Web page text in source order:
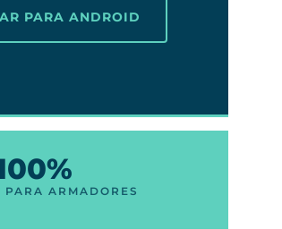
PARA ANDROID
PARA ARMADORES